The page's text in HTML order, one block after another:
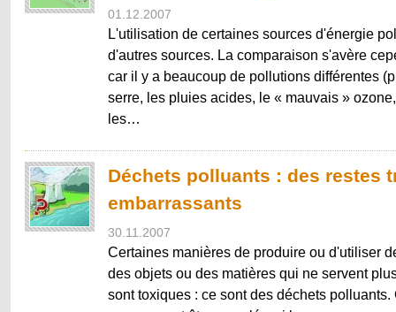
01.12.2007
L'utilisation de certaines sources d'énergie
d'autres sources. La comparaison s'avère
car il y a beaucoup de pollutions différentes
serre, les pluies acides, le « mauvais »
les…
Déchets polluants : des restes
embarrassants
30.11.2007
Certaines manières de produire ou d'utiliser
des objets ou des matières qui ne servent
sont toxiques : ce sont des déchets polluants.